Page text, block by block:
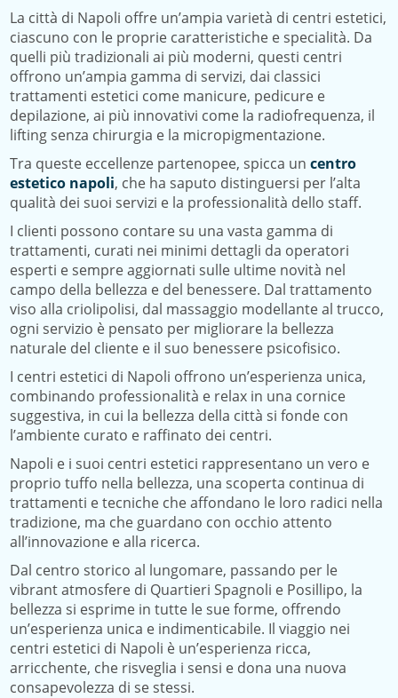
La città di Napoli offre un’ampia varietà di centri estetici,
ciascuno con le proprie caratteristiche e specialità. Da
quelli più tradizionali ai più moderni, questi centri
offrono un’ampia gamma di servizi, dai classici
trattamenti estetici come manicure, pedicure e
depilazione, ai più innovativi come la radiofrequenza, il
lifting senza chirurgia e la micropigmentazione.
Tra queste eccellenze partenopee, spicca uncentro
estetico napoli, che ha saputo distinguersi per l’alta
qualità dei suoi servizi e la professionalità dello staff.
I clienti possono contare su una vasta gamma di
trattamenti, curati nei minimi dettagli da operatori
esperti e sempre aggiornati sulle ultime novità nel
campo della bellezza e del benessere. Dal trattamento
viso alla criolipolisi, dal massaggio modellante al trucco,
ogni servizio è pensato per migliorare la bellezza
naturale del cliente e il suo benessere psicofisico.
I centri estetici di Napoli offrono un’esperienza unica,
combinando professionalità e relax in una cornice
suggestiva, in cui la bellezza della città si fonde con
l’ambiente curato e raffinato dei centri.
Napoli e i suoi centri estetici rappresentano un vero e
proprio tuffo nella bellezza, una scoperta continua di
trattamenti e tecniche che affondano le loro radici nella
tradizione, ma che guardano con occhio attento
all’innovazione e alla ricerca.
Dal centro storico al lungomare, passando per le
vibrant atmosfere di Quartieri Spagnoli e Posillipo, la
bellezza si esprime in tutte le sue forme, offrendo
un’esperienza unica e indimenticabile. Il viaggio nei
centri estetici di Napoli è un’esperienza ricca,
arricchente, che risveglia i sensi e dona una nuova
consapevolezza di se stessi.